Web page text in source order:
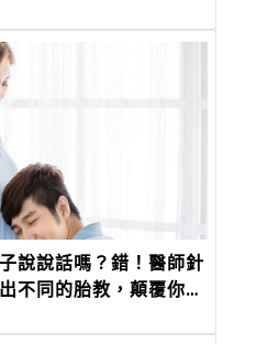
說說話嗎？錯！醫師針
不同的胎教，顛覆你對